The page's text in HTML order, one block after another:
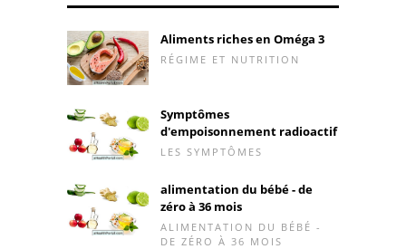
Aliments riches en Oméga 3
RÉGIME ET NUTRITION
Symptômes
d'empoisonnement radioactif
LES SYMPTÔMES
alimentation du bébé - de
zéro à 36 mois
ALIMENTATION DU BÉBÉ -
DE ZÉRO À 36 MOIS